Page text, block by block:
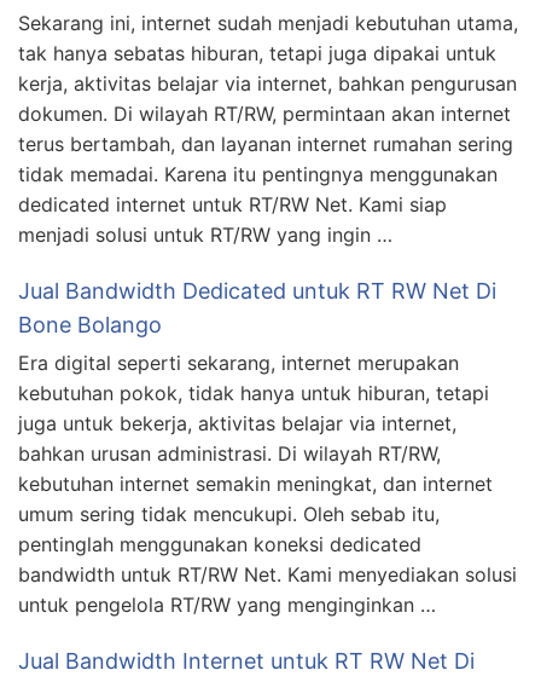
Sekarang ini, internet sudah menjadi kebutuhan utama,
tak hanya sebatas hiburan, tetapi juga dipakai untuk
kerja, aktivitas belajar via internet, bahkan pengurusan
dokumen. Di wilayah RT/RW, permintaan akan internet
terus bertambah, dan layanan internet rumahan sering
tidak memadai. Karena itu pentingnya menggunakan
dedicated internet untuk RT/RW Net. Kami siap
menjadi solusi untuk RT/RW yang ingin …
Jual Bandwidth Dedicated untuk RT RW Net Di
Bone Bolango
Era digital seperti sekarang, internet merupakan
kebutuhan pokok, tidak hanya untuk hiburan, tetapi
juga untuk bekerja, aktivitas belajar via internet,
bahkan urusan administrasi. Di wilayah RT/RW,
kebutuhan internet semakin meningkat, dan internet
umum sering tidak mencukupi. Oleh sebab itu,
pentinglah menggunakan koneksi dedicated
bandwidth untuk RT/RW Net. Kami menyediakan solusi
untuk pengelola RT/RW yang menginginkan …
Jual Bandwidth Internet untuk RT RW Net Di